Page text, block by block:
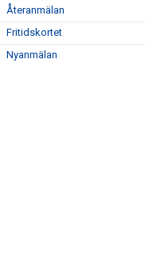
Återanmälan
Fritidskortet
Nyanmälan